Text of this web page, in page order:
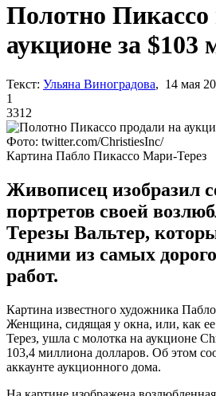
Полотно Пикассо
аукционе за $103
Текст: Ульяна Виноградова, 14 мая
1
3312
Фото: twitter.com/ChristiesInc/
Картина Пабло Пикассо Мари-Терез
Живописец изобразил
портретов своей
Терезы Вальтер,
одними из самых
работ.
Картина известного художника
Женщина, сидящая у окна, или, как
Терез, ушла с молотка на аукционе
103,4 миллиона долларов. Об этом
аккаунте аукционного дома.